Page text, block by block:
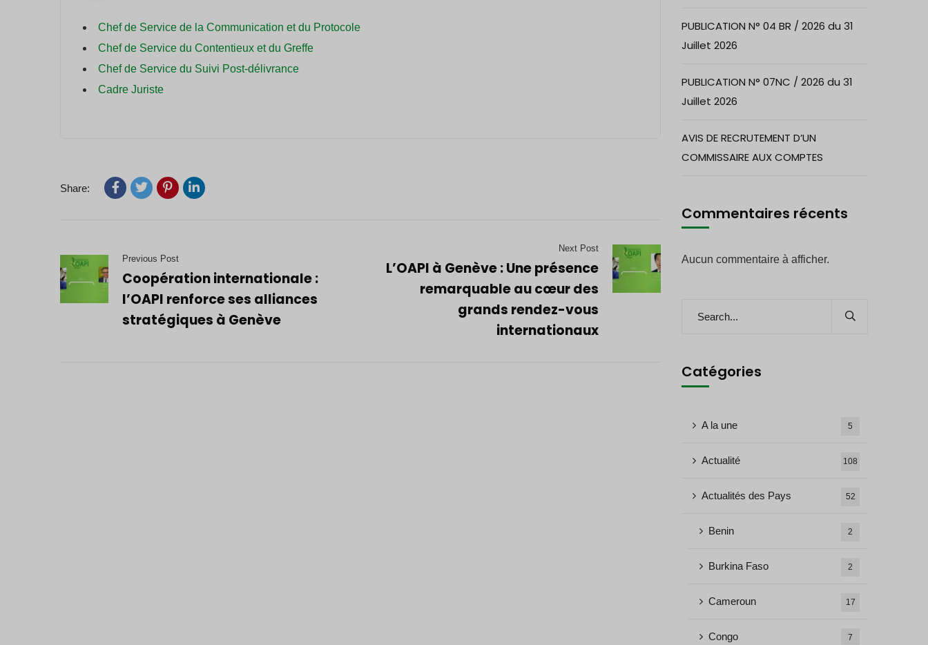
Chef de Service de la Communication et du Protocole
Chef de Service du Contentieux et du Greffe
Chef de Service du Suivi Post-délivrance
Cadre Juriste
Share:
Previous Post
Coopération internationale :
l’OAPI renforce ses alliances
stratégiques à Genève
Next Post
L’OAPI à Genève : Une présence
remarquable au cœur des
grands rendez-vous
internationaux
PUBLICATION N° 04 BR / 2026 du 31
Juillet 2026
PUBLICATION N° 07NC / 2026 du 31
Juillet 2026
AVIS DE RECRUTEMENT D’UN
COMMISSAIRE AUX COMPTES
Commentaires récents
Aucun commentaire à afficher.
Catégories
A la une 5
Actualité 108
Actualités des Pays 52
Benin 2
Burkina Faso 2
Cameroun 17
Congo 7